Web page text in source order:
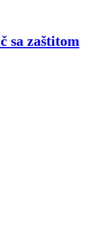
sa zaštitom